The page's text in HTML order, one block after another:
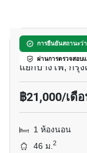
การยืนยันสถานะว่
ผ่านการตรวจสอบ
333 ริเวอร์ไ
แยกบางโพ, กรุง
฿21,000/เดื
1 ห้องนอน
46 ม.2